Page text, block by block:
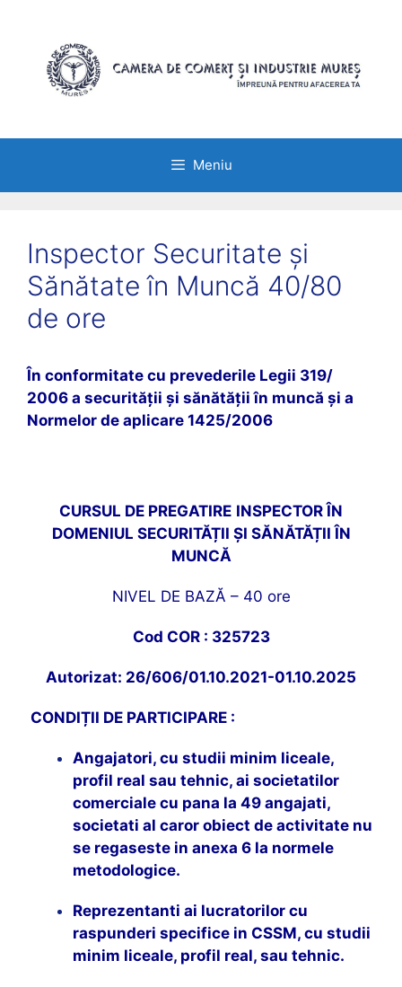
conținut
Meniu
Inspector Securitate și
Sănătate în Muncă 40/80
de ore
În conformitate cu prevederile Legii 319/
2006 a securității și sănătății în muncă și a
Normelor de aplicare 1425/2006
CURSUL DE PREGATIRE INSPECTOR ÎN
DOMENIUL SECURITĂȚII ȘI SĂNĂTĂȚII ÎN
MUNCĂ
NIVEL DE BAZĂ – 40 ore
Cod COR : 325723
Autorizat: 26/606/01.10.2021-01.10.2025
CONDIȚII DE PARTICIPARE :
Angajatori, cu studii minim liceale,
profil real sau tehnic, ai societatilor
comerciale cu pana la 49 angajati,
societati al caror obiect de activitate nu
se regaseste in anexa 6 la normele
metodologice.
Reprezentanti ai lucratorilor cu
raspunderi specifice in CSSM, cu studii
minim liceale, profil real, sau tehnic.